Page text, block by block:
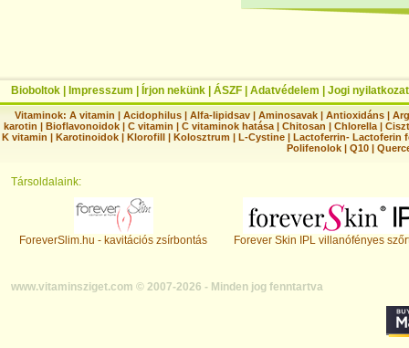
Bioboltok Impresszum Írjon nekünk ÁSZF Adatvédelem Jogi nyilatkozat
Vitaminok: A vitamin |Acidophilus |Alfa-lipidsav |Aminosavak |Antioxidáns |
karotin | Bioflavonoidok | C vitamin | C vitaminok hatása | Chitosan | Chlorella |
K vitamin | Karotinoidok | Klorofill | Kolosztrum | L-Cystine | Lactoferrin- Lactoferin
Polifenolok |Q10 |
Társoldalaink:
ForeverSlim.hu - kavitációs zsírbontás Forever Skin IPL villanófényes
www.vitaminsziget.com © 2007-2026 - Minden jog fenntartva